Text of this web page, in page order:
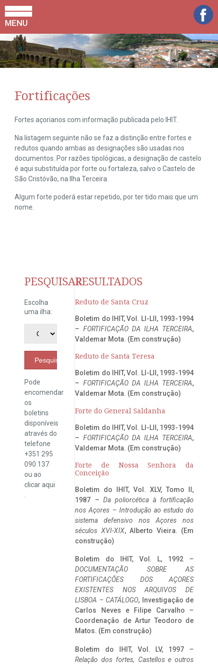
MENU
Fortificações
Fortes açorianos com informação publicada pelo IHIT.
Na listagem seguinte não se faz a distinção entre fortes e
redutos quando ambas as designações são usadas nos
documentos. Por razões tipológicas, a designação de castelo
é aqui substituída por forte ou fortaleza, salvo o Castelo de
São Cristóvão, na Ilha Terceira.
Algum forte poderá estar repetido, por ter tido mais que um
nome.
PESQUISAR
Escolha
uma ilha:
Pesquisar
Pode
encomendar
os
boletins
disponíveis
através do
telefone
+351 295
090 137
ou ao
clicaraqui
RESULTADOS
Reduto de Santa Cruz
Boletim do IHIT, Vol. LI-LII, 1993-1994
– FORTIFICAÇÃO DA ILHA TERCEIRA,
Valdemar Mota. (Em construção)
Reduto de Santa Teresa
Boletim do IHIT, Vol. LI-LII, 1993-1994
– FORTIFICAÇÃO DA ILHA TERCEIRA,
Valdemar Mota. (Em construção)
Forte do General Saldanha
Boletim do IHIT, Vol. LI-LII, 1993-1994
– FORTIFICAÇÃO DA ILHA TERCEIRA,
Valdemar Mota. (Em construção)
Forte de Nossa Senhora da
Conceição
Boletim do IHIT, Vol. XLV, Tomo II,
1987 – Da poliorcética à fortificação
nos Açores – Introdução ao estudo do
sistema defensivo nos Açores nos
séculos XVI-XIX, Alberto Vieira. (Em
construção)
Boletim do IHIT, Vol. L, 1992 –
DOCUMENTAÇÃO SOBRE AS
FORTIFICAÇÕES DOS AÇORES
EXISTENTES NOS ARQUIVOS DE
LISBOA – CATÁLOGO, Investigação de
Carlos Neves e Filipe Carvalho –
Coordenação de Artur Teodoro de
Matos. (Em construção)
Boletim do IHIT, Vol. LV, 1997 –
Relação dos fortes, Castellos e outros